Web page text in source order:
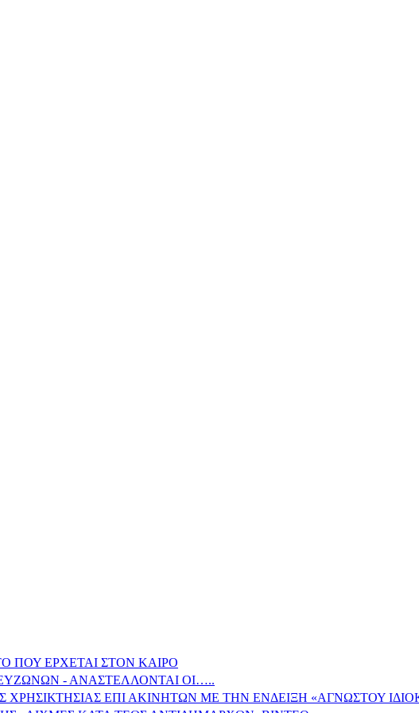
ΠΟΥ ΕΡΧΕΤΑΙ ΣΤΟΝ ΚΑΙΡΟ
- ΑΝΑΣΤΕΛΛΟΝΤΑΙ ΟΙ…..
ΕΠΙ ΑΚΙΝΗΤΩΝ ΜΕ ΤΗΝ ΕΝΔΕΙΞΗ «ΑΓΝΩΣΤΟΥ